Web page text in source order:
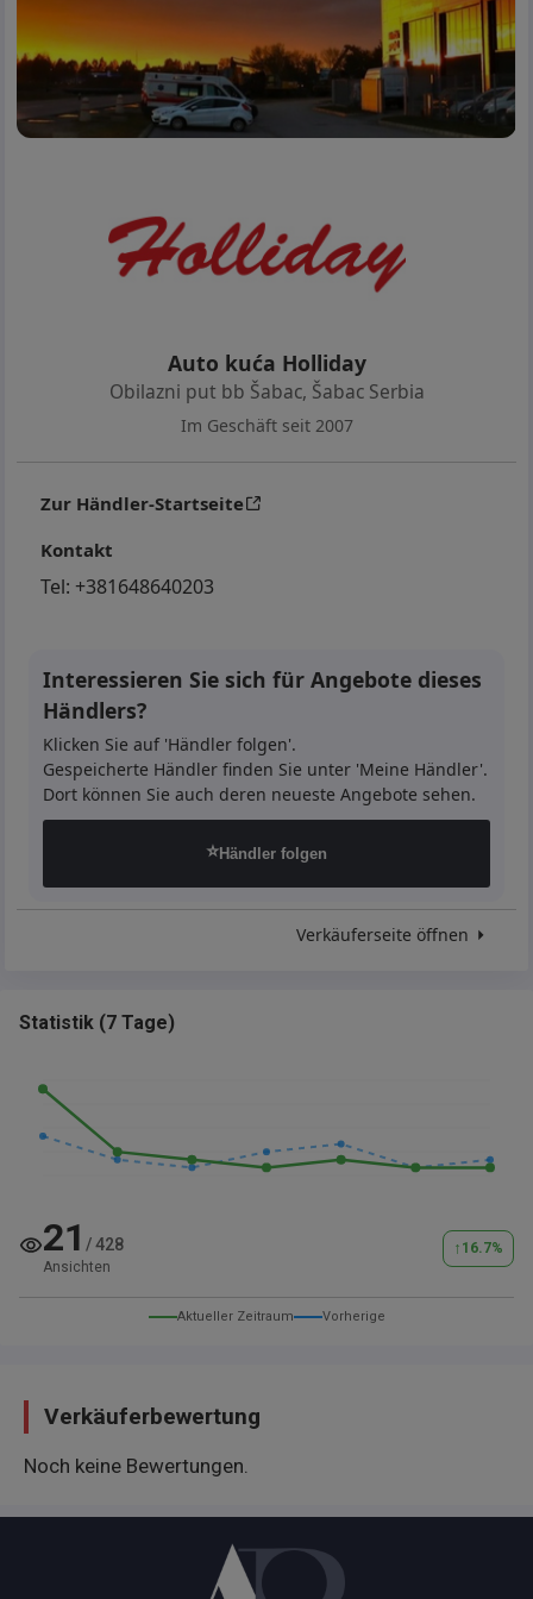
TERETNA VOZILA DO 90 DANA. FINANSIRANJE DO
60 MESECI U ZAVISNOSTI OD GODIŠTA VOZILA.
UČEŠĆE ISPOD 30%. ZAMENA STARO ZA NOVIJE!
Ukoliko ovaj automobil ne ispunjava vaše zahteve,
www.licitacije-polovni-automobili.com i po uplati
depozita licitirajte vozilo po svojoj želji. Sva naša
vozila su u salonu i mogu se pogledati bez obzira na
inostranstvu, sa originalnom propratnom
dokumentacijom. Prilikom kupovine smo obezbedili
za Vas probne tablice i kompletnu dokumentaciju za
registraciju u Vašem gradu – sve na jednom mestu
na tehničkom pregledu u okviru Auto kuće Holliday.
Auto kuća Holliday
Obilazni put bb Šabac, Šabac Serbia
Im Geschäft seit 2007
Zur Händler-Startseite
Kontakt
Tel: +381648640203
Interessieren Sie sich für Angebote dieses
Händlers?
Klicken Sie auf 'Händler folgen'.
Gespeicherte Händler finden Sie unter 'Meine Händler'.
Dort können Sie auch deren neueste Angebote sehen.
⭐Händler folgen
Verkäuferseite öffnen
Statistik (7 Tage)
21 /428
Ansichten
↑ 16.7%
Aktueller Zeitraum Vorherige
Verkäuferbewertung
Noch keine Bewertungen.